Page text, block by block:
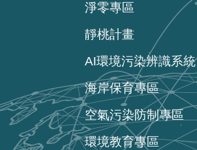
淨零專區
靜桃計畫
AI環境污染辨識系統
海岸保育專區
空氣污染防制專區
環境教育專區